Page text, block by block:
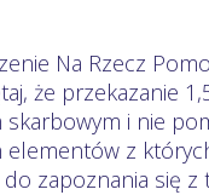
Na Rzecz
że przekazanie
i nie
z
zapoznania się